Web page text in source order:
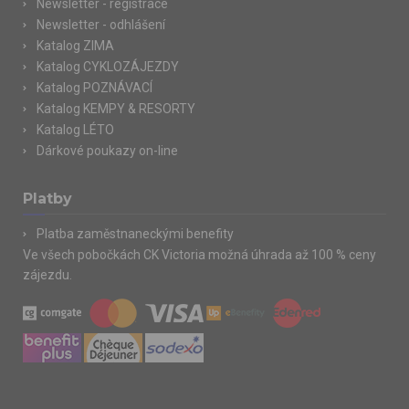
Newsletter - registrace
Newsletter - odhlášení
Katalog ZIMA
Katalog CYKLOZÁJEZDY
Katalog POZNÁVACÍ
Katalog KEMPY & RESORTY
Katalog LÉTO
Dárkové poukazy on-line
Platby
Platba zaměstnaneckými benefity
Ve všech pobočkách CK Victoria možná úhrada až 100 % ceny
zájezdu.